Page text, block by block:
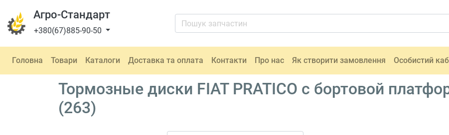
Агро-Стандарт
+380(67)885-90-50
Головна Товари Каталоги Доставка та оплата Контакти Про нас Як створити замовлення Особистий
Тормозные диски FIAT PRATICO c бортовой
(263)